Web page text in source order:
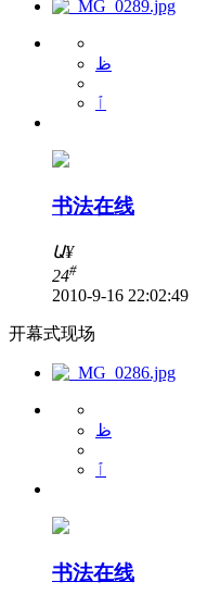
ظ
ٱ
书法在线
Ա¥
24#
2010-9-16 22:02:49
开幕式现场
ظ
ٱ
书法在线